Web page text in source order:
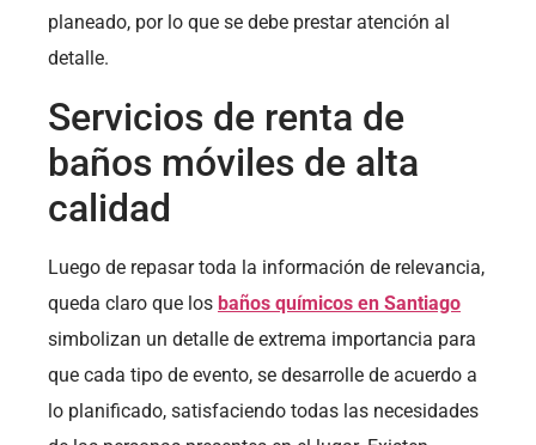
planeado, por lo que se debe prestar atención al
detalle.
Servicios de renta de
baños móviles de alta
calidad
Luego de repasar toda la información de relevancia,
queda claro que los baños químicos en Santiago
simbolizan un detalle de extrema importancia para
que cada tipo de evento, se desarrolle de acuerdo a
lo planificado, satisfaciendo todas las necesidades